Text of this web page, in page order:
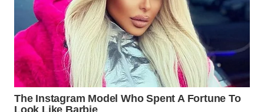
Network
KONSUMEN
LISTRIK
MASYARAKAT